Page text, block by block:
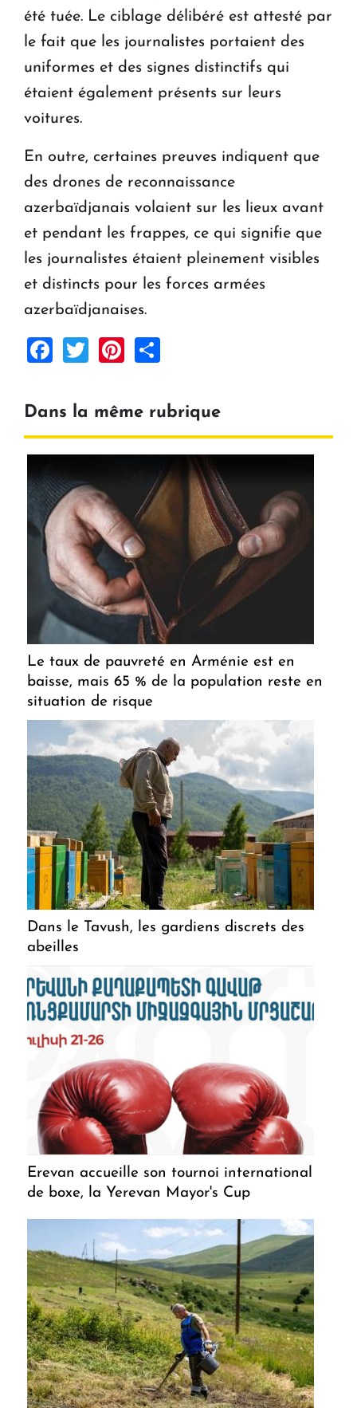
été tuée. Le ciblage délibéré est attesté par
le fait que les journalistes portaient des
uniformes et des signes distinctifs qui
étaient également présents sur leurs
voitures.
En outre, certaines preuves indiquent que
des drones de reconnaissance
azerbaïdjanais volaient sur les lieux avant
et pendant les frappes, ce qui signifie que
les journalistes étaient pleinement visibles
et distincts pour les forces armées
azerbaïdjanaises.
Facebook
TwitterPinterest
Dans la même rubrique
Le taux de pauvreté en Arménie est en
baisse, mais 65 % de la population reste en
situation de risque
Dans le Tavush, les gardiens discrets des
abeilles
Erevan accueille son tournoi international
de boxe, la Yerevan Mayor's Cup